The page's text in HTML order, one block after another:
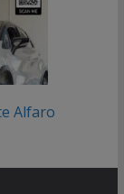
Alfaro